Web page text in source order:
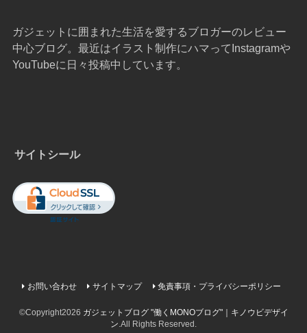
ガジェットに囲まれた生活を愛するブロガーのレビュー
中心ブログ。最近はイラスト制作にハマってInstagramや
YouTubeに日々投稿中しています。
サイトシール
お問い合わせ サイトマップ 免責事項・プライバシーポリシー
©Copyright2026 ガジェットブログ "働くMONOブログ"｜キノウビデザイ
ン .All Rights Reserved.